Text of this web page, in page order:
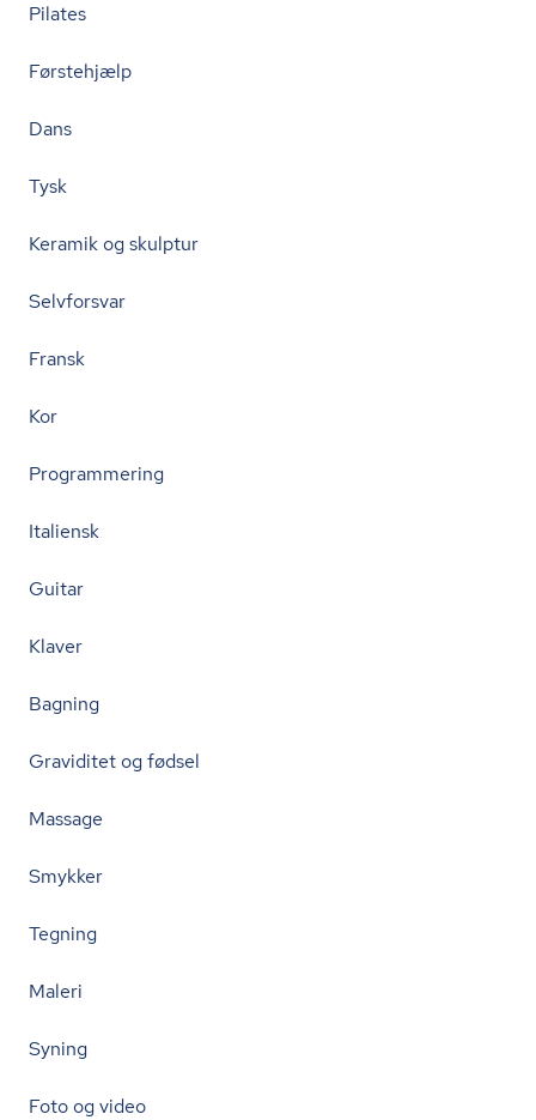
Pilates
Førstehjælp
Dans
Tysk
Keramik og skulptur
Selvforsvar
Fransk
Kor
Programmering
Italiensk
Guitar
Klaver
Bagning
Graviditet og fødsel
Massage
Smykker
Tegning
Maleri
Syning
Foto og video